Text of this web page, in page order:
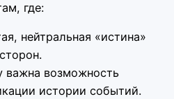
где:
нейтральная «истина»
важна возможность
истории событий.